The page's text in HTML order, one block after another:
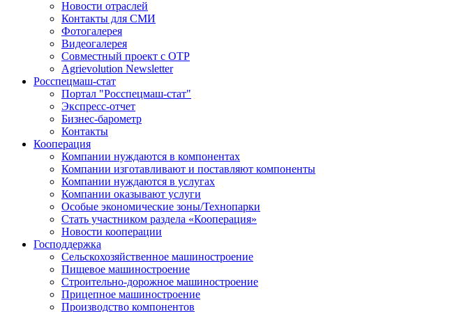
Новости отраслей
Контакты для СМИ
Фотогалерея
Видеогалерея
Совместный проект с ОТР
Agrievolution Newsletter
Росспецмаш-стат
Портал "Росспецмаш-стат"
Экспресс-отчет
Бизнес-барометр
Контакты
Кооперация
Компании нуждаются в компонентах
Компании изготавливают и поставляют компоненты
Компании нуждаются в услугах
Компании оказывают услуги
Особые экономические зоны/Технопарки
Стать участником раздела «Кооперация»
Новости кооперации
Господдержка
Сельскохозяйственное машиностроение
Пищевое машиностроение
Строительно-дорожное машиностроение
Прицепное машиностроение
Производство компонентов